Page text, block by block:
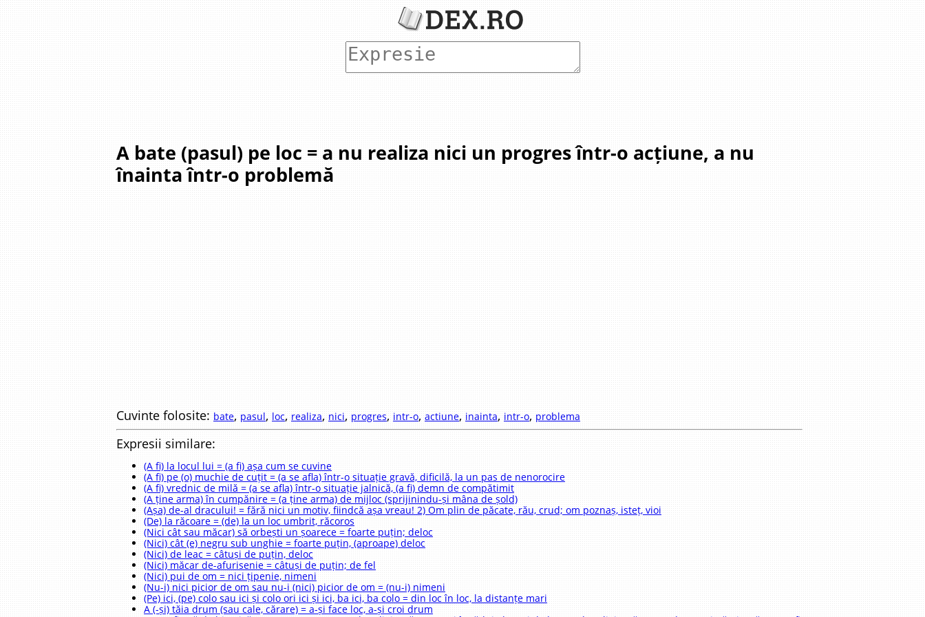
A bate (pasul) pe loc = a nu realiza nici un progres într-o acțiune, a nu
înainta într-o problemă
Cuvinte folosite: bate, pasul, loc, realiza, nici, progres, intr-o, actiune, inainta, intr-o, problema
Expresii similare:
(A fi) la locul lui = (a fi) așa cum se cuvine
(A fi) pe (o) muchie de cuțit = (a se afla) într-o situație gravă, dificilă, la un pas de nenorocire
(A fi) vrednic de milă = (a se afla) într-o situație jalnică, (a fi) demn de compătimit
(A ține arma) în cumpănire = (a ține arma) de mijloc (sprijinindu-și mâna de șold)
(Așa) de-al dracului! = fără nici un motiv, fiindcă așa vreau! 2) Om plin de păcate, rău, crud; om poznaș, isteț, vioi
(De) la răcoare = (de) la un loc umbrit, răcoros
(Nici cât sau măcar) să orbești un șoarece = foarte puțin; deloc
(Nici) cât (e) negru sub unghie = foarte puțin, (aproape) deloc
(Nici) de leac = câtuși de puțin, deloc
(Nici) măcar de-afurisenie = câtuși de puțin; de fel
(Nici) pui de om = nici țipenie, nimeni
(Nu-i) nici picior de om sau nu-i (nici) picior de om = (nu-i) nimeni
(Pe) ici, (pe) colo sau ici și colo ori ici și ici, ba ici, ba colo = din loc în loc, la distanțe mari
A (-și) tăia drum (sau cale, cărare) = a-și face loc, a-și croi drum